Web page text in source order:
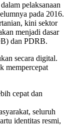
pelaksanaan
pada 2016.
kini sektor
menjadi dasar
dan PDRB.
secara digital.
mempercepat
cepat dan
seluruh
identitas resmi,